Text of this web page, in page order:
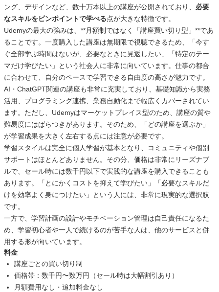
ング、デザインなど、数十万本以上の講座が公開されており、 必要
なスキルをピンポイントで学べる点が大きな特徴です。
Udemyの最大の強みは、**月額制ではなく「講座買い切り型」**であ
ることです。一度購入した講座は無期限で視聴できるため、「今す
ぐ全部学ぶ時間はないが、必要なときに見返したい」「特定のテー
マだけ学びたい」という社会人に非常に向いています。仕事の都合
に合わせて、自分のペースで学習できる自由度の高さが魅力です。
AI・ChatGPT関連の講座も非常に充実しており、基礎知識から実務
活用、プログラミング連携、業務自動化まで幅広くカバーされてい
ます。ただし、Udemyはマーケットプレイス型のため、講座の質や
難易度にはばらつきがあります。そのため、「どの講座を選ぶか」
が学習成果を大きく左右する点には注意が必要です。
学習スタイルは完全に個人学習が基本となり、コミュニティや個別
サポートはほとんどありません。その分、価格は非常にリーズナブ
ルで、セール時には数千円以下で実践的な講座を購入できることも
あります。「とにかくコストを抑えて学びたい」「必要なスキルだ
けを効率よく身につけたい」という人には、非常に現実的な選択肢
です。
一方で、学習計画の設計やモチベーション管理は自己責任になるた
め、学習初心者や一人で続けるのが苦手な人は、他のサービスと併
用する形が向いています。
料金
講座ごとの買い切り制
価格帯：数千円〜数万円（セール時は大幅割引あり）
月額費用なし・追加料金なし